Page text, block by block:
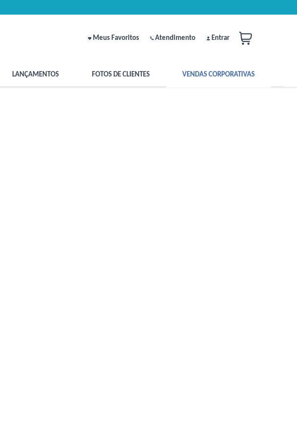
Meus Favoritos Atendimento Entrar
LANÇAMENTOS FOTOS DE CLIENTES VENDAS CORPORATIVAS